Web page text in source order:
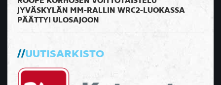
JYVÄSKYLÄN MM-RALLIN WRC2-LUOKASSA
PÄÄTTYI ULOSAJOON
UUTISARKISTO